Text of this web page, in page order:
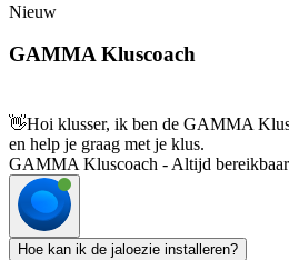
Nieuw
GAMMA Kluscoach
👋Hoi klusser, ik ben de GAMMA
en help je graag met je klus.
GAMMA Kluscoach - Altijd bereikbaar
Hoe kan ik de jaloezie installeren?